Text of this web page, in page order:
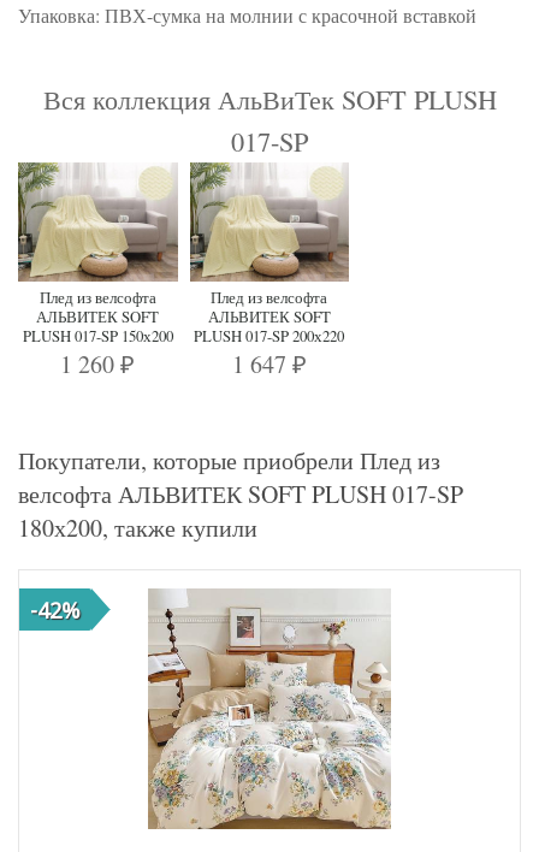
Упаковка: ПВХ-сумка на молнии с красочной вставкой
Вся коллекция АльВиТек SOFT PLUSH
017-SP
Плед из велсофта
АЛЬВИТЕК SOFT
PLUSH 017-SP 150х200
1 260₽
Плед из велсофта
АЛЬВИТЕК SOFT
PLUSH 017-SP 200х220
1 647 ₽
Покупатели, которые приобрели Плед из
велсофта АЛЬВИТЕК SOFT PLUSH 017-SP
180х200, также купили
-42%